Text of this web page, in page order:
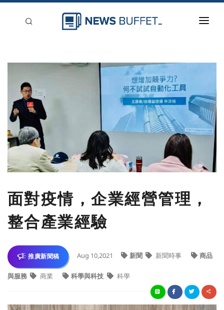
登入
刊登
面對疫情，企業經營管理，
整合產業經驗
推廣新聞稿 Aug 10,2021 新聞 新聞時事 商品
與服務 商業 科學與科技 科學